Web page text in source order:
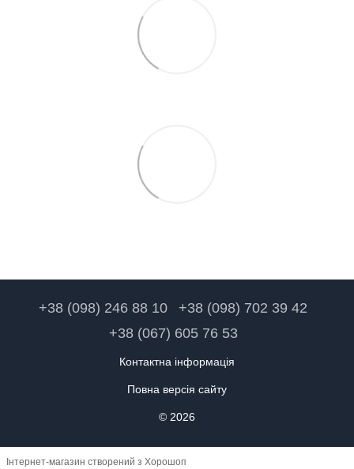
+38 (098) 246 88 10
+38 (098) 702 39 42
+38 (067) 605 76 53
Контактна інформація
Повна версія сайту
© 2026
Інтернет-магазин створений з Хорошоп